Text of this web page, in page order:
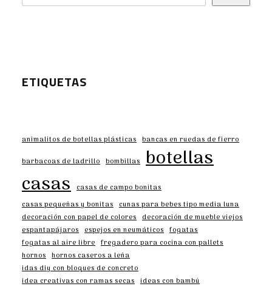
ETIQUETAS
animalitos de botellas plásticas bancas en ruedas de fierro
barbacoas de ladrillo bombillas botellas
casas casas de campo bonitas
casas pequeñas y bonitas cunas para bebes tipo media luna
decoración con papel de colores decoración de mueble viejos
espantapájaros espejos en neumáticos fogatas
fogatas al aire libre fregadero para cocina con pallets
hornos hornos caseros a leña
idas diy con bloques de concreto
idea creativas con ramas secas ideas con bambú